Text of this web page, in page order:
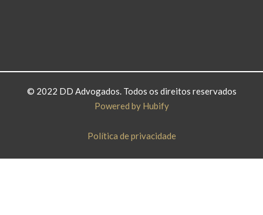
© 2022 DD Advogados. Todos os direitos reservados
Powered by Hubify
Política de privacidade